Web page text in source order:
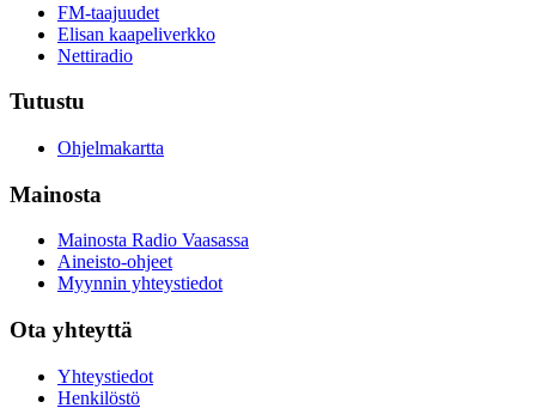
FM-taajuudet
Elisan kaapeliverkko
Nettiradio
Tutustu
Ohjelmakartta
Mainosta
Mainosta Radio Vaasassa
Aineisto-ohjeet
Myynnin yhteystiedot
Ota yhteyttä
Yhteystiedot
Henkilöstö